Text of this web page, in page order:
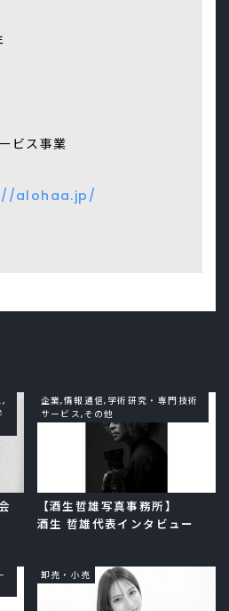
ビス事業
alohaa.jp/
,
企業,情報通信,学術研究・専門技術
サービス,その他
【酒生哲雄写真事務所】
酒生 哲雄代表インタビュー
卸売・小売